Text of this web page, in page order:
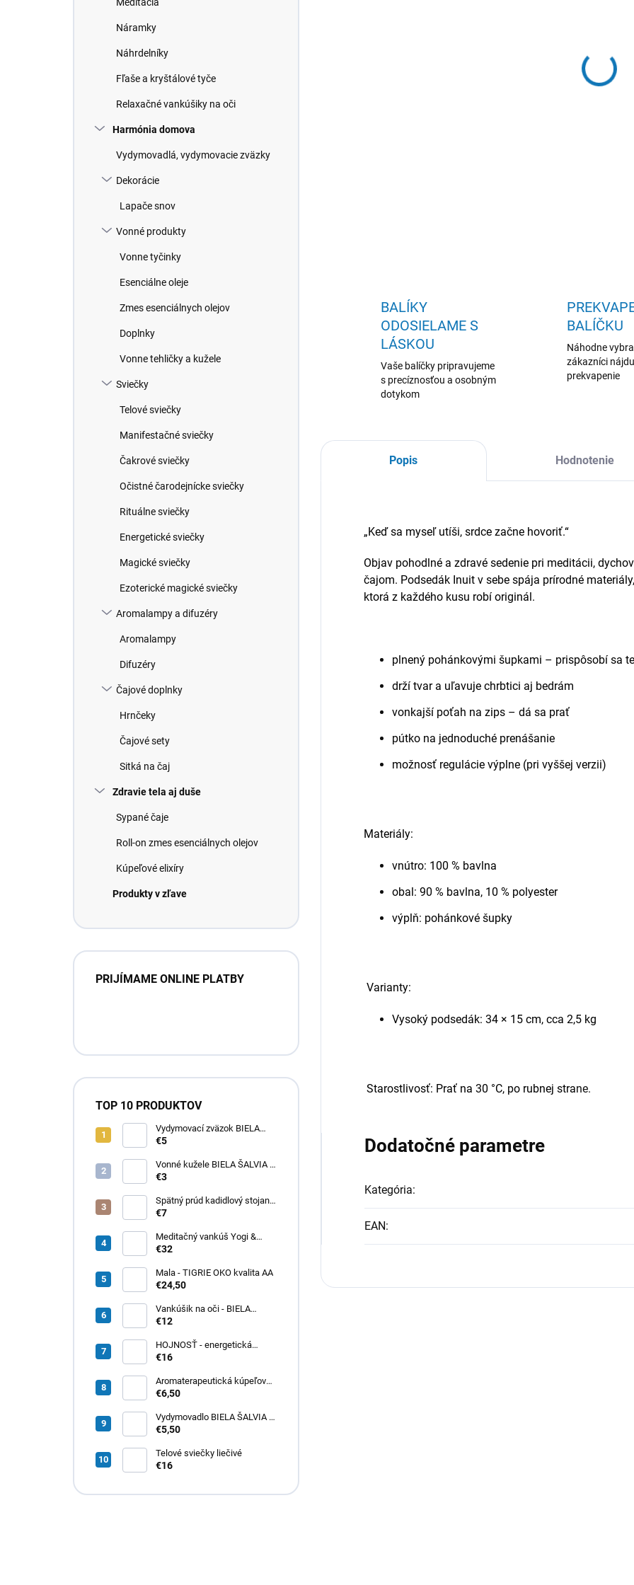
Náramky
Náhrdelníky
Fľaše a kryštálové tyče
Relaxačné vankúšiky na oči
Harmónia domova
Vydymovadlá, vydymovacie zväzky
Dekorácie
Lapače snov
Vonné produkty
Vonne tyčinky
Esenciálne oleje
Zmes esenciálnych olejov
Doplnky
Vonne tehličky a kužele
Sviečky
Telové sviečky
Manifestačné sviečky
Čakrové sviečky
Očistné čarodejnícke sviečky
Rituálne sviečky
Energetické sviečky
Magické sviečky
Ezoterické magické sviečky
Aromalampy a difuzéry
Aromalampy
Difuzéry
Čajové doplnky
Hrnčeky
Čajové sety
Sitká na čaj
Zdravie tela aj duše
Sypané čaje
Roll-on zmes esenciálnych olejov
Kúpeľové elixíry
Produkty v zľave
PRIJÍMAME ONLINE PLATBY
TOP 10 PRODUKTOV
Vydymovací zväzok BIELA
ŠALVIA
€5
Vonné kužele BIELA ŠALVIA -
tečúci dym
€3
Spätný prúd kadidlový stojan
LOTOSOVÝ RYBNÍK
€7
Meditačný vankúš Yogi &
Yogini – Multicolor
€32
Mala - TIGRIE OKO kvalita AA
€24,50
Vankúšik na oči - BIELA
ŠALVIA
€12
HOJNOSŤ - energetická
sviečka na aktiváciu a
života
€16
Aromaterapeutická kúpeľová
soľ - PRECHLADNUTIE a
€6,50
Vydymovadlo BIELA ŠALVIA a
EUKALYPTUS
€5,50
Telové sviečky liečivé
€16
kus
BALÍKY
ODOSIELAME S
LÁSKOU
Vaše balíčky pripravujeme
s precíznosťou a osobným
dotykom
BALÍČKU
Náhodne
zákazníci
prekvapenie
Popis Hodnotenie
„Keď sa myseľ utíši, srdce začne hovoriť.“
Objav pohodlné a zdravé sedenie pri meditácii,
čajom. Podsedák Inuit v sebe spája prírodné
ktorá z každého kusu robí originál.
plnený pohánkovými šupkami – prispôsobí sa
drží tvar a uľavuje chrbtici aj bedrám
vonkajší poťah na zips – dá sa prať
pútko na jednoduché prenášanie
možnosť regulácie výplne (pri vyššej verzii)
Materiály:
vnútro: 100 % bavlna
obal: 90 % bavlna, 10 % polyester
výplň: pohánkové šupky
Varianty:
Vysoký podsedák: 34 × 15 cm, cca 2,5 kg
Starostlivosť: Prať na 30 °C, po rubnej strane.
Dodatočné parametre
Kategória:
EAN: